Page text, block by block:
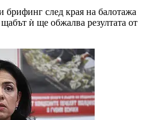
брифинг след края на балотажа
ѝ ще обжалва резултата от